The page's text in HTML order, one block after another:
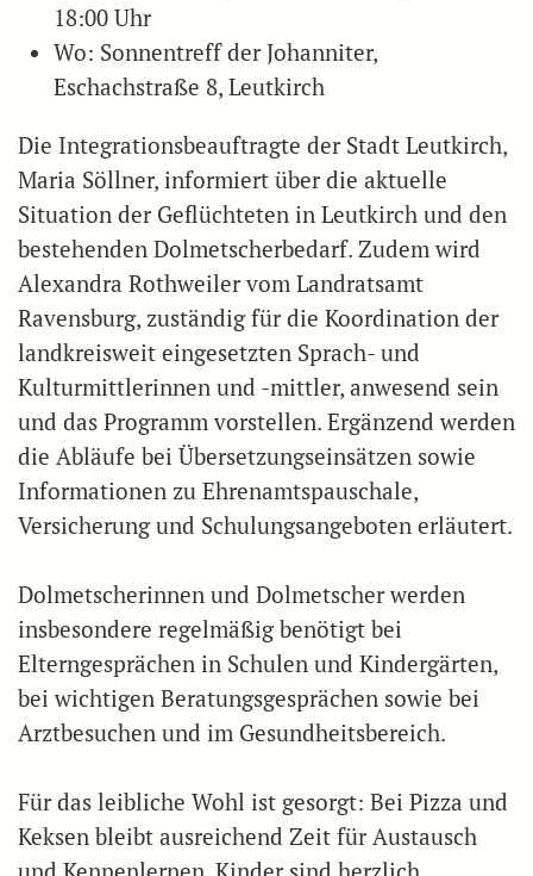
18:00 Uhr
Wo: Sonnentreff der Johanniter,
Eschachstraße 8, Leutkirch
Die Integrationsbeauftragte der Stadt Leutkirch,
Maria Söllner, informiert über die aktuelle
Situation der Geflüchteten in Leutkirch und den
bestehenden Dolmetscherbedarf. Zudem wird
Alexandra Rothweiler vom Landratsamt
Ravensburg, zuständig für die Koordination der
landkreisweit eingesetzten Sprach- und
Kulturmittlerinnen und -mittler, anwesend sein
und das Programm vorstellen. Ergänzend werden
die Abläufe bei Übersetzungseinsätzen sowie
Informationen zu Ehrenamtspauschale,
Versicherung und Schulungsangeboten erläutert.
Dolmetscherinnen und Dolmetscher werden
insbesondere regelmäßig benötigt bei
Elterngesprächen in Schulen und Kindergärten,
bei wichtigen Beratungsgesprächen sowie bei
Arztbesuchen und im Gesundheitsbereich.
Für das leibliche Wohl ist gesorgt: Bei Pizza und
Keksen bleibt ausreichend Zeit für Austausch